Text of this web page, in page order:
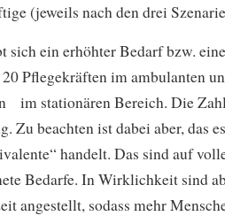
(jeweils nach den drei
sich ein erhöhter Bedarf bzw.
Pflegekräften im ambulanten
im stationären Bereich. Die
Zu beachten ist dabei aber, das
handelt. Das sind auf
Bedarfe. In Wirklichkeit sind
angestellt, sodass mehr